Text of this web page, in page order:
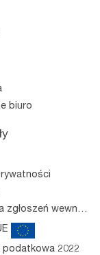
biuro
Procedura zgłoszeń wewnętrznych
2022